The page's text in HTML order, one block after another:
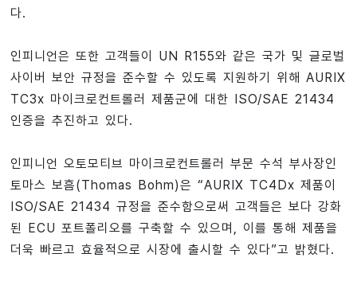
다.
인피니언은 또한 고객들이 UN R155와 같은 국가 및 글로벌
사이버 보안 규정을 준수할 수 있도록 지원하기 위해 AURIX
TC3x 마이크로컨트롤러 제품군에 대한 ISO/SAE 21434
인증을 추진하고 있다.
인피니언 오토모티브 마이크로컨트롤러 부문 수석 부사장인
토마스 보흠(Thomas Bohm)은 “AURIX TC4Dx 제품이
ISO/SAE 21434 규정을 준수함으로써 고객들은 보다 강화
된 ECU 포트폴리오를 구축할 수 있으며, 이를 통해 제품을
더욱 빠르고 효율적으로 시장에 출시할 수 있다”고 밝혔다.